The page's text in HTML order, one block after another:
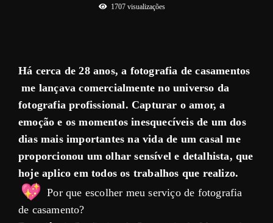
1707 visualizações
Há cerca de 28 anos, a fotografia de casamentos
me lançava comercialmente no universo da
fotografia profissional. Capturar o amor, a
emoção e os momentos inesquecíveis de um dos
dias mais importantes na vida de um casal me
proporcionou um olhar sensível e detalhista, que
hoje aplico em todos os trabalhos que realizo.
Por que escolher meu serviço de fotografia
de casamento?